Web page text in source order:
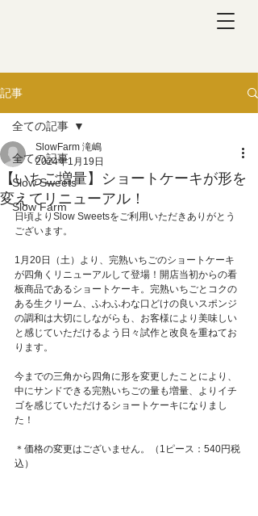
記事
全ての記事
Slow Sweets
Slow Farm
全ての記事
【いちご増量】ショートケーキが形を
変えてリニューアル！
SlowFarm 滝嶋
2024年1月19日
日頃よりSlow Sweetsをご利用いただきありがとう
ございます。
1月20日（土）より、完熟いちごのショートケーキ
が四角くリニューアルして登場！開店当初からの看
板商品であるショートケーキ。完熟いちごとコクの
ある生クリーム、ふわふわな口どけの良いスポンジ
の調和は大切にしながらも、お客様により美味しい
と感じていただけるよう日々試作と改良を重ねてお
ります。
今までの三角から四角に形を変更したことにより、
中にサンドできる完熟いちごの量も増量、よりイチ
ゴを感じていただけるショートケーキになりまし
た！
＊価格の変更はございません。（1ピース：540円税
込 ）